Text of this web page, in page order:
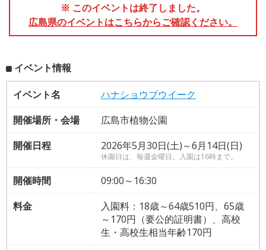
※ このイベントは終了しました。
広島県のイベントはこちらからご確認ください。
イベント情報
イベント名
ハナショウブウイーク
開催場所・会場
広島市植物公園
開催日程
2026年5月30日(土)～6月14日(日)
休園日は、毎週金曜日。入園は16時まで。
開催時間
09:00～16:30
料金
入園料：18歳～64歳510円、65歳
～170円（要公的証明書）、高校
生・高校生相当年齢170円